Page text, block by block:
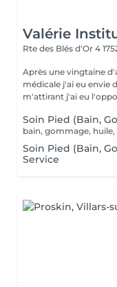
Valérie
Rte des Blés d'Or 4
Après une vingtaine
médicale j'ai eu envie de
m'attirant j'ai eu
Soin Pied (Bain,
bain, gommage,
Soin Pied (Bain,
Service